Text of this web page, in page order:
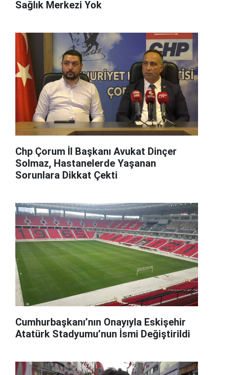
Sağlık Merkezi Yok
Chp Çorum İl Başkanı Avukat Dinçer
Solmaz, Hastanelerde Yaşanan
Sorunlara Dikkat Çekti
Cumhurbaşkanı’nın Onayıyla Eskişehir
Atatürk Stadyumu’nun İsmi Değiştirildi